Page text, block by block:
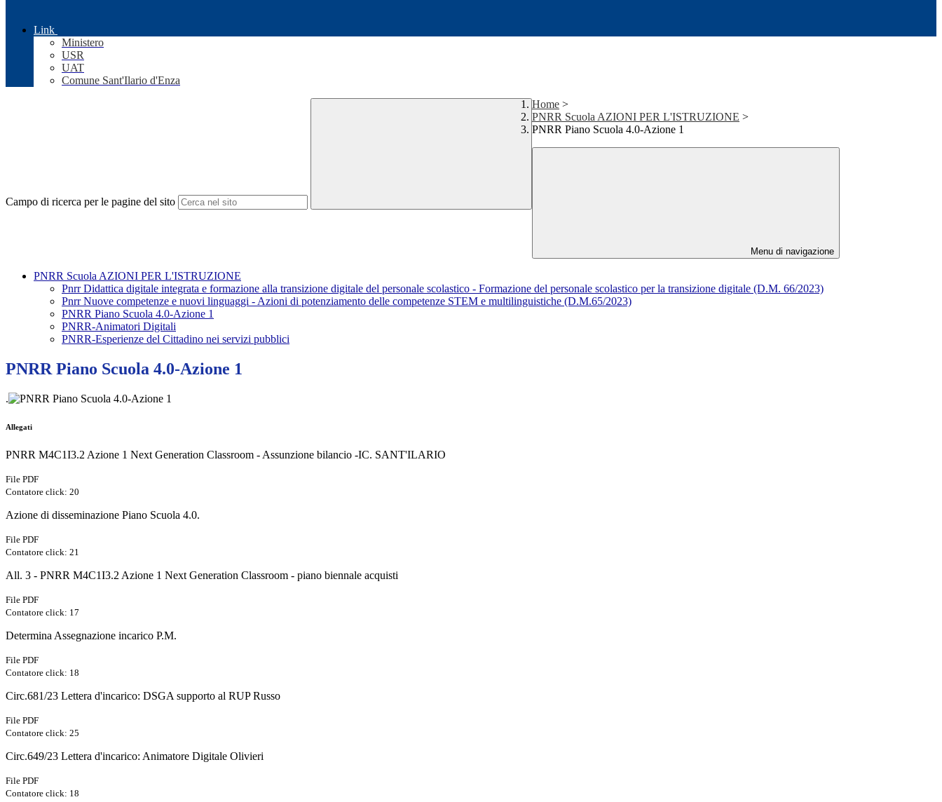
Link
Ministero
USR
UAT
Comune Sant'Ilario d'Enza
Campo di ricerca per le pagine del sito
Home >
PNRR Scuola AZIONI PER L'ISTRUZIONE >
PNRR Piano Scuola 4.0-Azione 1
Menu di navigazione
PNRR Scuola AZIONI PER L'ISTRUZIONE
Pnrr Didattica digitale integrata e formazione alla transizione digitale del personale scolastico - Formazione del personale scolastico per la transizione digitale (D.M. 66/2023)
Pnrr Nuove competenze e nuovi linguaggi - Azioni di potenziamento delle competenze STEM e multilinguistiche (D.M.65/2023)
PNRR Piano Scuola 4.0-Azione 1
PNRR-Animatori Digitali
PNRR-Esperienze del Cittadino nei servizi pubblici
PNRR Piano Scuola 4.0-Azione 1
.
Allegati
PNRR M4C1I3.2 Azione 1 Next Generation Classroom - Assunzione bilancio -IC. SANT'ILARIO
File PDF
Contatore click: 20
Azione di disseminazione Piano Scuola 4.0.
File PDF
Contatore click: 21
All. 3 - PNRR M4C1I3.2 Azione 1 Next Generation Classroom - piano biennale acquisti
File PDF
Contatore click: 17
Determina Assegnazione incarico P.M.
File PDF
Contatore click: 18
Circ.681/23 Lettera d'incarico: DSGA supporto al RUP Russo
File PDF
Contatore click: 25
Circ.649/23 Lettera d'incarico: Animatore Digitale Olivieri
File PDF
Contatore click: 18